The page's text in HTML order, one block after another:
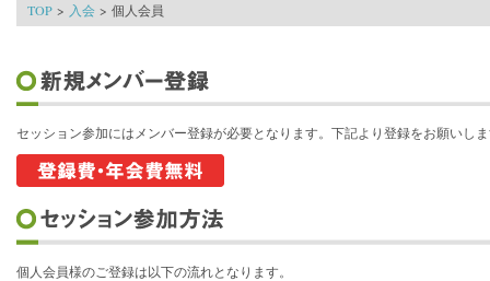
TOP > 入会 > 個人会員
セッション参加にはメンバー登録が必要となります。下記より登録をお願いし
個人会員様のご登録は以下の流れとなります。